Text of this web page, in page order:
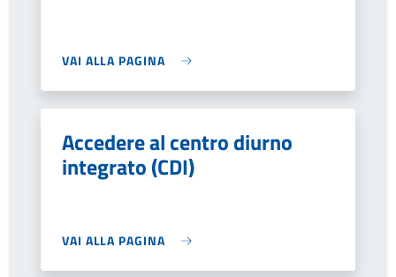
VAI ALLA PAGINA
Accedere al centro diurno
integrato (CDI)
VAI ALLA PAGINA